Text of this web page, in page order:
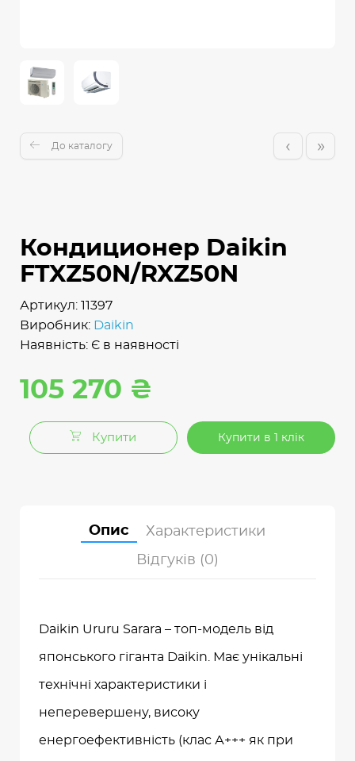
До каталогу ‹ »
Кондиционер Daikin
FTXZ50N/RXZ50N
Артикул: 11397
Виробник: Daikin
Наявність: Є в наявності
105 270 ₴
Купити Купити в 1 клік
Опис
Характеристики
Відгуків (0)
Daikin Ururu Sarara – топ-модель від
японського гіганта Daikin. Має унікальні
технічні характеристики і
неперевершену, високу
енергоефективність (клас А+++ як при